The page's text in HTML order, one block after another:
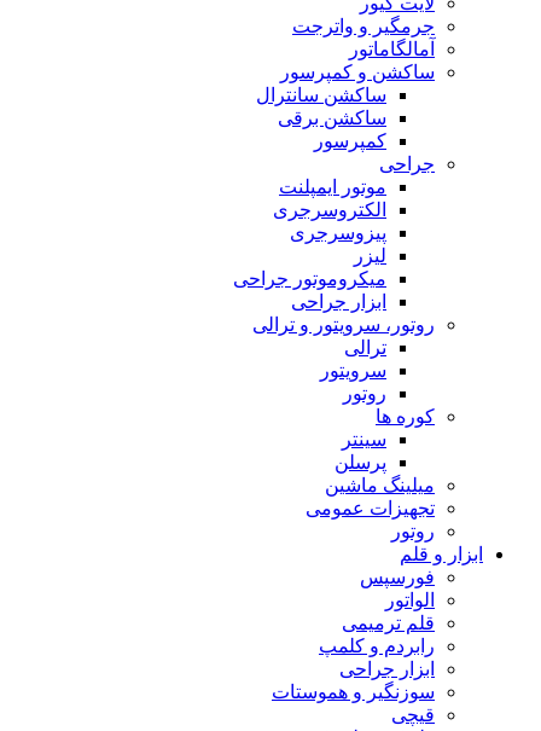
جرمگیر و واترجت
آمالگاماتور
ساکشن و کمپرسور
ساکشن سانترال
ساکشن برقی
کمپرسور
جراحی
موتور ایمپلنت
الکتروسرجری
پیزوسرجری
لیزر
میکروموتور جراحی
ابزار جراحی
روتور، سرویتور و ترالی
ترالی
سرویتور
روتور
کوره ها
سینتر
پرسلن
میلینگ ماشین
تجهیزات عمومی
روتور
ابزار و قلم
فورسپس
الواتور
قلم ترمیمی
رابردم و کلمپ
ابزار جراحی
سوزنگیر و هموستات
قیچی